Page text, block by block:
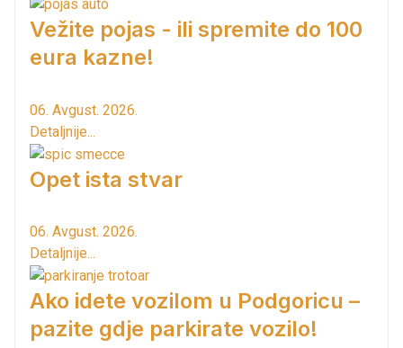
Vežite pojas - ili spremite do 100
eura kazne!
06. Avgust. 2026.
Detaljnije...
Opet ista stvar
06. Avgust. 2026.
Detaljnije...
Ako idete vozilom u Podgoricu –
pazite gdje parkirate vozilo!